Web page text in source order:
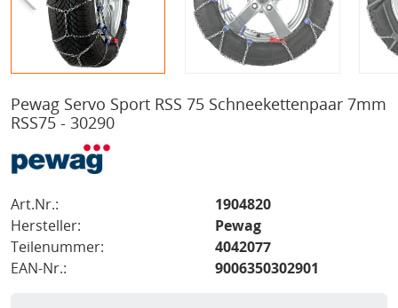
Pewag Servo Sport RSS 75 Schneekettenpaar 7mm
RSS75 - 30290
Art.Nr.:
1904820
Hersteller:
Pewag
Teilenummer:
4042077
EAN-Nr.:
9006350302901